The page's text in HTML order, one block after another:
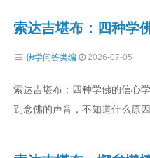
索达吉堪布：四种学
佛学问答类编 2026-07-05
索达吉堪布：四种学佛的信心
到念佛的声音，不知道什么原